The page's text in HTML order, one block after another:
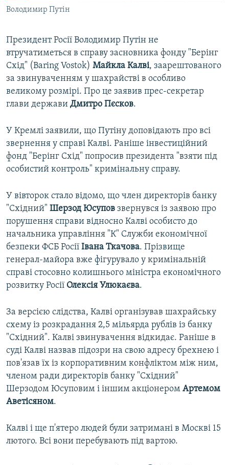
УКРАЇНСЬКА ПРОБЛЕМА КРИМУ
Qırımtatar
Усі сайти RFE/RL
Володимир Путін
Президент Росії Володимир Путін не
втручатиметься в справу засновника фонду "Берінг
Схід" (Baring Vostok) Майкла Калві, заарештованого
за звинуваченням у шахрайстві в особливо
великому розмірі. Про це заявив прес-секретар
глави держави Дмитро Пєсков.
У Кремлі заявили, що Путіну доповідають про всі
звернення у справі Калві. Раніше інвестиційний
фонд "Берінг Схід" попросив президента "взяти під
особистий контроль" кримінальну справу.
У вівторок стало відомо, що член директорів банку
"Східний" Шерзод Юсупов звернувся із заявою про
порушення справи відносно Калві особисто до
начальника управління "К" Служби економічної
безпеки ФСБ Росії Івана Ткачова. Прізвище
генерал-майора вже фігурувало у кримінальній
справі стосовно колишнього міністра економічного
розвитку Росії Олексія Улюкаєва.
За версією слідства, Калві організував шахрайську
схему із розкрадання 2,5 мільярда рублів із банку
"Східний". Калві звинувачення відкидає. Раніше в
суді Калві назвав підозри на свою адресу брехнею і
пов'язав їх із корпоративним конфліктом між ним,
членом ради директорів банку "Східний"
Шерзодом Юсуповим і іншим акціонером Артемом
Аветісяном.
Калві і ще п'ятеро людей були затримані в Москві 15
лютого. Всі вони перебувають під вартою.